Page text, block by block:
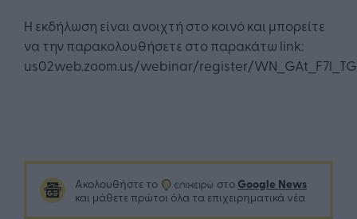
Η εκδήλωση είναι ανοιχτή στο κοινό και μπορείτε
να την παρακολουθήσετε στο παρακάτω link:
us02web.zoom.us/webinar/register/
Ακολουθήστε το στο Google News
και μάθετε πρώτοι όλα τα επιχειρηματικά νέα